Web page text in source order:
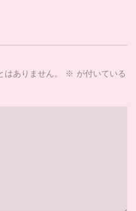
ありません。 ※ が付いている